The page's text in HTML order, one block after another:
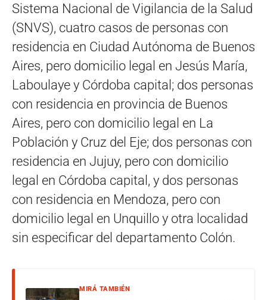
Sistema Nacional de Vigilancia de la Salud
(SNVS), cuatro casos de personas con
residencia en Ciudad Autónoma de Buenos
Aires, pero domicilio legal en Jesús María,
Laboulaye y Córdoba capital; dos personas
con residencia en provincia de Buenos
Aires, pero con domicilio legal en La
Población y Cruz del Eje; dos personas con
residencia en Jujuy, pero con domicilio
legal en Córdoba capital, y dos personas
con residencia en Mendoza, pero con
domicilio legal en Unquillo y otra localidad
sin especificar del departamento Colón.
MIRÁ TAMBIÉN